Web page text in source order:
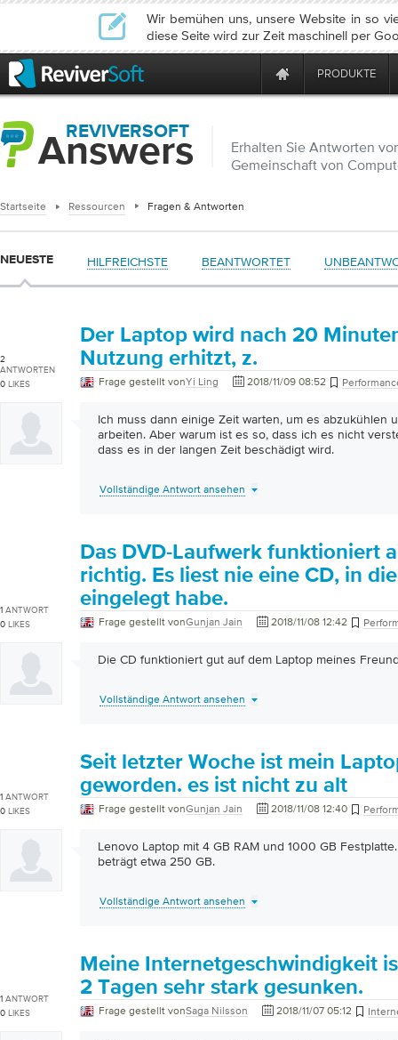
Wir bemühen uns, unsere Website in so
diese Seite wird zur Zeit maschinell per
PRODUKTE
REVIVERSOFT
Answers
Erhalten Sie Antworten
Gemeinschaft von
Startseite Ressourcen Fragen & Antworten
NEUESTE HILFREICHSTE BEANTWORTET
2
ANTWORTEN
0 LIKES
Der Laptop wird nach 20
Nutzung erhitzt, z.
Frage gestellt vonYi Ling 2018/11/09 08:52
Ich muss dann einige Zeit warten, um es abzukühlen
arbeiten. Aber warum ist es so, dass ich es nicht
dass es in der langen Zeit beschädigt wird.
Vollständige Antwort ansehen
1 ANTWORT
0 LIKES
Das DVD-Laufwerk funktioniert
richtig. Es liest nie eine CD, in
eingelegt habe.
Frage gestellt vonGunjan Jain 2018/11/08 12:42
Die CD funktioniert gut auf dem Laptop meines
Vollständige Antwort ansehen
1 ANTWORT
0 LIKES
Seit letzter Woche ist mein
geworden. es ist nicht zu alt
Frage gestellt vonGunjan Jain 2018/11/08 12:40
Lenovo Laptop mit 4 GB RAM und 1000 GB
beträgt etwa 250 GB.
Vollständige Antwort ansehen
1 ANTWORT
0 LIKES
Meine Internetgeschwindigkeit
2 Tagen sehr stark gesunken.
Frage gestellt vonSaga Nilsson 2018/11/07 05:12